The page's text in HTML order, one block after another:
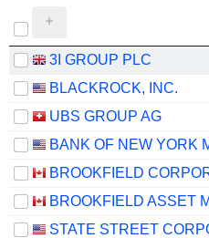
3I GROUP PLC
BLACKROCK, INC.
UBS GROUP AG